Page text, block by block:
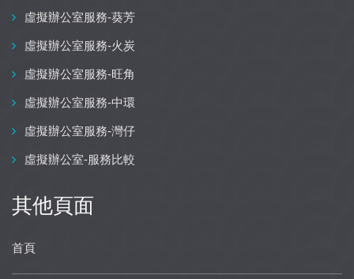
虛擬辦公室服務-葵芳
虛擬辦公室服務-火炭
虛擬辦公室服務-旺角
虛擬辦公室服務-中環
虛擬辦公室服務-灣仔
虛擬辦公室-服務比較
其他頁面
首頁